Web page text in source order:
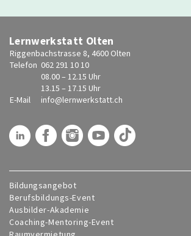
Lernwerkstatt Olten
Riggenbachstrasse 8, 4600 Olten
Telefon 062 291 10 10
08.00 – 12.15 Uhr
13.15 – 17.15 Uhr
E-Mail
info@lernwerkstatt.ch
Bildungsangebot
Berufsbildungs-Event
Ausbilder-Akademie
Coaching-Mentoring-Event